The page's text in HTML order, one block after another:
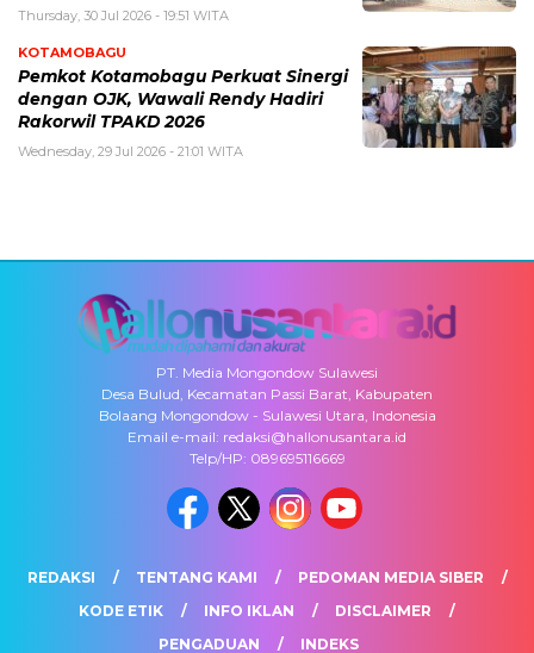
Thursday, 30 Jul 2026 - 19:51 WITA
KOTAMOBAGU
Pemkot Kotamobagu Perkuat Sinergi
dengan OJK, Wawali Rendy Hadiri
Rakorwil TPAKD 2026
Wednesday, 29 Jul 2026 - 21:01 WITA
PT. Media Mongondow Sulawesi
Desa Bulud, Kecamatan Passi Barat, Kabupaten
Bolaang Mongondow - Sulawesi Utara, Indonesia
Email e-mail: redaksi@hallonusantara.id
Telp/HP: 089695116669
REDAKSI TENTANG KAMI
PEDOMAN MEDIA SIBER
KODE ETIK
INFO IKLAN
DISCLAIMER
PENGADUAN
INDEKS